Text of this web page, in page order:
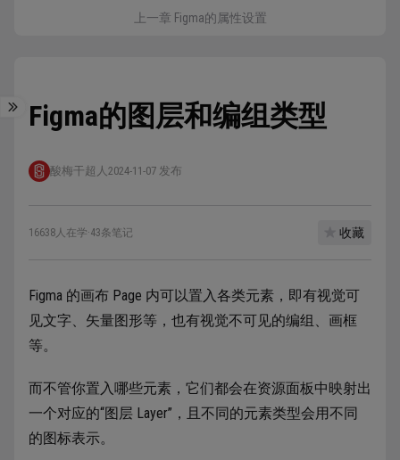
上一章 Figma的属性设置
Figma的图层和编组类型
酸梅干超人 2024-11-07 发布
16638人在学·43条笔记 收藏
Figma 的画布 Page 内可以置入各类元素，即有视觉可
见文字、矢量图形等，也有视觉不可见的编组、画框
等。
而不管你置入哪些元素，它们都会在资源面板中映射出
一个对应的“图层 Layer”，且不同的元素类型会用不同
的图标表示。